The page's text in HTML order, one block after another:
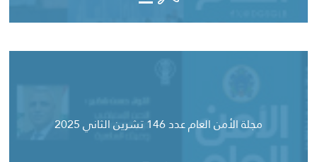
مجلة الأمن العام عدد 146 تشرين الثاني 2025